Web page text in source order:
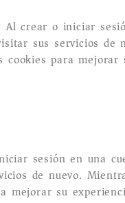
Al crear o iniciar
sus servicios
cookies para
sesión en una
de nuevo.
mejorar su